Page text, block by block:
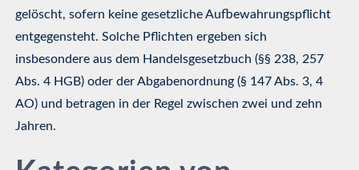
gelöscht, sofern keine gesetzliche Aufbewahrungspflicht
entgegensteht. Solche Pflichten ergeben sich
insbesondere aus dem Handelsgesetzbuch (§§ 238, 257
Abs. 4 HGB) oder der Abgabenordnung (§ 147 Abs. 3, 4
AO) und betragen in der Regel zwischen zwei und zehn
Jahren.